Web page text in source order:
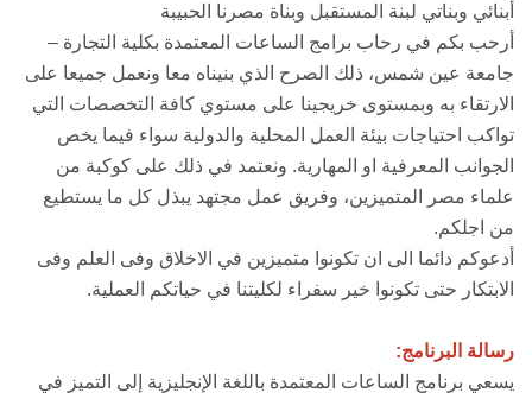
أبنائي وبناتي لبنة المستقبل وبناة مصرنا الحبيبة
أرحب بكم في رحاب برامج الساعات المعتمدة بكلية التجارة –
جامعة عين شمس، ذلك الصرح الذي بنيناه معا ونعمل جميعا على
الارتقاء به وبمستوى خريجينا على مستوي كافة التخصصات التي
تواكب احتياجات بيئة العمل المحلية والدولية سواء فيما يخص
الجوانب المعرفية او المهارية. ونعتمد في ذلك على كوكبة من
علماء مصر المتميزين، وفريق عمل مجتهد يبذل كل ما يستطيع
من اجلكم.
أدعوكم دائما الى ان تكونوا متميزين في الاخلاق وفى العلم وفى
الابتكار حتى تكونوا خير سفراء لكليتنا في حياتكم العملية.
رسالة البرنامج:
يسعي برنامج الساعات المعتمدة باللغة الإنجليزية إلى التميز في